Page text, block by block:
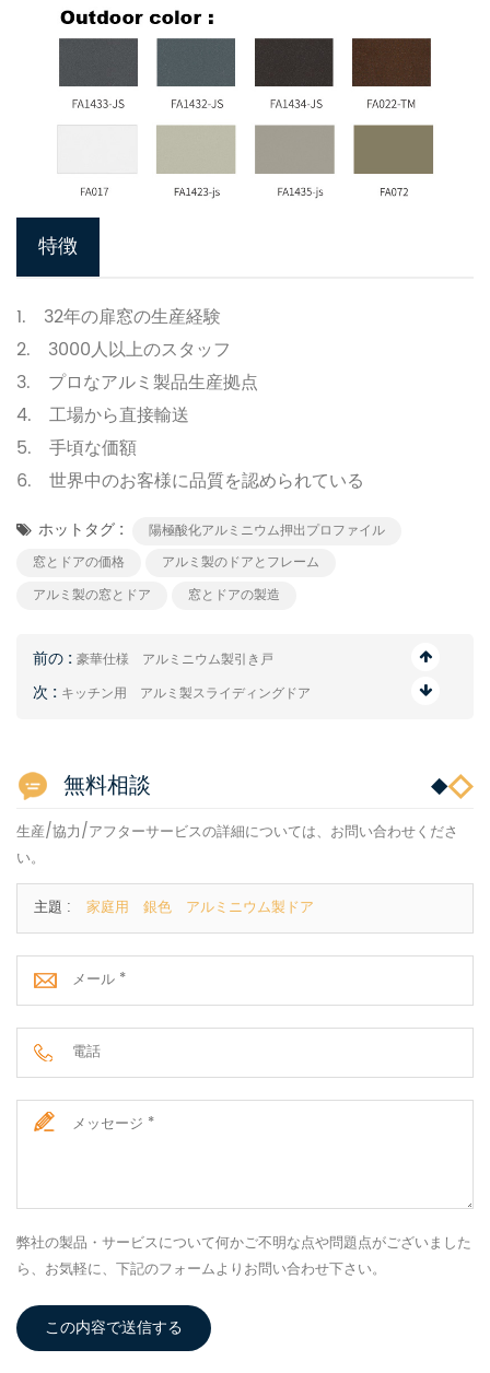
特徴
1. 32年の扉窓の生産経験
2. 3000人以上のスタッフ
3. プロなアルミ製品生産拠点
4. 工場から直接輸送
5. 手頃な価額
6. 世界中のお客様に品質を認められている
ホットタグ :
陽極酸化アルミニウム押出プロファイル
窓とドアの価格
アルミ製のドアとフレーム
アルミ製の窓とドア
窓とドアの製造
前の : 豪華仕様 アルミニウム製引き戸
次 : キッチン用 アルミ製スライディングドア
無料相談
生産/協力/アフターサービスの詳細については、お問い合わせくださ
い。
主題 : 家庭用 銀色 アルミニウム製ドア
弊社の製品・サービスについて何かご不明な点や問題点がございました
ら、お気軽に、下記のフォームよりお問い合わせ下さい。
この内容で送信する